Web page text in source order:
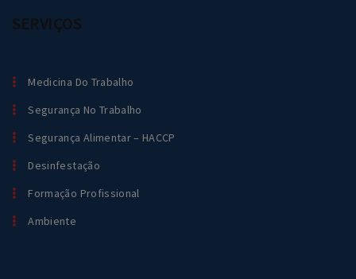
SERVIÇOS
Medicina Do Trabalho
Segurança No Trabalho
Segurança Alimentar – HACCP
Desinfestação
Formação Profissional
Ambiente